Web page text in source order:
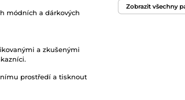
módních a dárkových
a zkušenými
prostředí a tisknout
Originální obal/
Zobrazit všechny